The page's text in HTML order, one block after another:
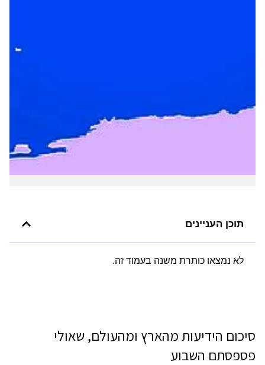
תוכן העניינים
לא נמצאו כותרת משנה בעמוד זה.
סיכום הידיעות מהארץ ומהעולם, שאולי
פספסתם השבוע